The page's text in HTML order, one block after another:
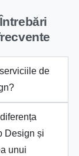
Întrebări
de
Design și
unui